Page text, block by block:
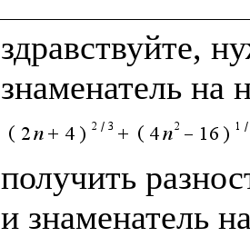
здравствуйте,
знаменатель на
получить
и знаменатель